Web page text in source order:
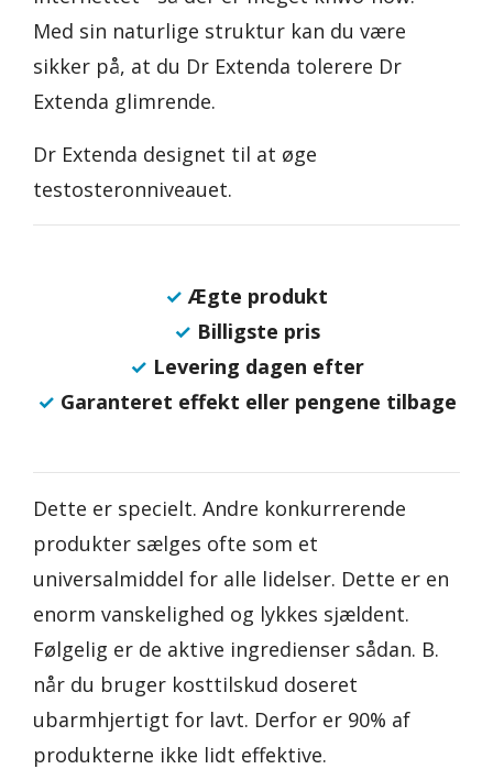
Med sin naturlige struktur kan du være
sikker på, at du Dr Extenda tolerere Dr
Extenda glimrende.
Dr Extenda designet til at øge
testosteronniveauet.
✓ Ægte produkt
✓ Billigste pris
✓ Levering dagen efter
✓ Garanteret effekt eller pengene tilbage
Dette er specielt. Andre konkurrerende
produkter sælges ofte som et
universalmiddel for alle lidelser. Dette er en
enorm vanskelighed og lykkes sjældent.
Følgelig er de aktive ingredienser sådan. B.
når du bruger kosttilskud doseret
ubarmhjertigt for lavt. Derfor er 90% af
produkterne ikke lidt effektive.